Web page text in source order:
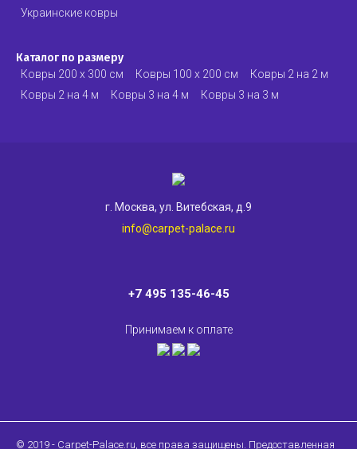
Украинские ковры
Каталог по размеру
Ковры 200 х 300 см Ковры 100 х 200 см
Ковры 2 на 2 м
Ковры 2 на 4 м
Ковры 3 на 4 м Ковры 3 на 3 м
г. Москва, ул. Витебская, д.9
info@carpet-palace.ru
+7 495 135-46-45
Принимаем к оплате
© 2019 - Carpet-Palace.ru, все права защищены. Предоставленная